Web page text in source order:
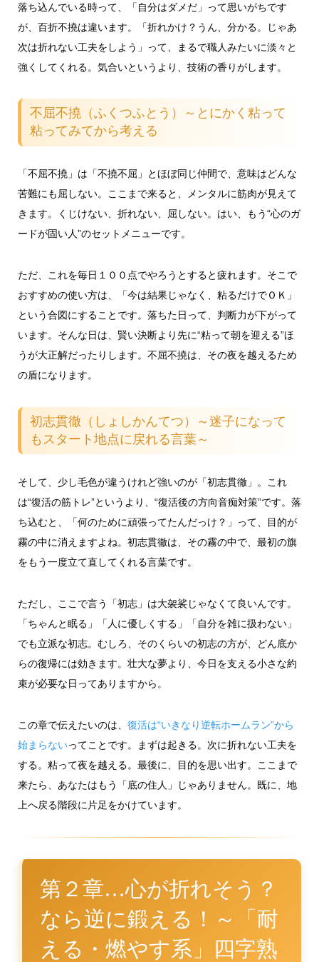
落ち込んでいる時って、「自分はダメだ」って思いがちです
が、百折不撓は違います。「折れかけ？うん、分かる。じゃあ
次は折れない工夫をしよう」って、まるで職人みたいに淡々と
強くしてくれる。気合いというより、技術の香りがします。
不屈不撓（ふくつふとう）～とにかく粘って
粘ってみてから考える
「不屈不撓」は「不撓不屈」とほぼ同じ仲間で、意味はどんな
苦難にも屈しない。ここまで来ると、メンタルに筋肉が見えて
きます。くじけない、折れない、屈しない。はい、もう“心のガ
ードが固い人”のセットメニューです。
ただ、これを毎日１００点でやろうとすると疲れます。そこで
おすすめの使い方は、「今は結果じゃなく、粘るだけでＯＫ」
という合図にすることです。落ちた日って、判断力が下がって
います。そんな日は、賢い決断より先に“粘って朝を迎える”ほ
うが大正解だったりします。不屈不撓は、その夜を越えるため
の盾になります。
初志貫徹（しょしかんてつ）～迷子になって
もスタート地点に戻れる言葉～
そして、少し毛色が違うけれど強いのが「初志貫徹」。これ
は“復活の筋トレ”というより、“復活後の方向音痴対策”です。落
ち込むと、「何のために頑張ってたんだっけ？」って、目的が
霧の中に消えますよね。初志貫徹は、その霧の中で、最初の旗
をもう一度立て直してくれる言葉です。
ただし、ここで言う「初志」は大袈裟じゃなくて良いんです。
「ちゃんと眠る」「人に優しくする」「自分を雑に扱わない」
でも立派な初志。むしろ、そのくらいの初志の方が、どん底か
らの復帰には効きます。壮大な夢より、今日を支える小さな約
束が必要な日ってありますから。
この章で伝えたいのは、 復活は“いきなり逆転ホームラン”から
始まらないってことです。まずは起きる。次に折れない工夫を
する。粘って夜を越える。最後に、目的を思い出す。ここまで
来たら、あなたはもう「底の住人」じゃありません。既に、地
上へ戻る階段に片足をかけています。
第２章…心が折れそう？
なら逆に鍛える！～「耐
える・燃やす系」四字熟